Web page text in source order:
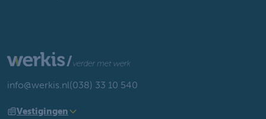
info@werkis.nl(038) 33 10 540
Vestigingen